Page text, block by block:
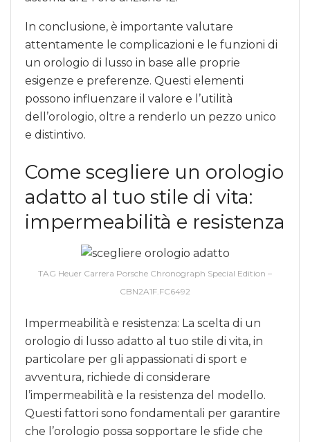
In conclusione, è importante valutare
attentamente le complicazioni e le funzioni di
un orologio di lusso in base alle proprie
esigenze e preferenze. Questi elementi
possono influenzare il valore e l’utilità
dell’orologio, oltre a renderlo un pezzo unico
e distintivo.
Come scegliere un orologio
adatto al tuo stile di vita:
impermeabilità e resistenza
TAG Heuer Carrera Porsche Chronograph Special Edition –
CBN2A1F.FC6492
Impermeabilità e resistenza: La scelta di un
orologio di lusso adatto al tuo stile di vita, in
particolare per gli appassionati di sport e
avventura, richiede di considerare
l’impermeabilità e la resistenza del modello.
Questi fattori sono fondamentali per garantire
che l’orologio possa sopportare le sfide che